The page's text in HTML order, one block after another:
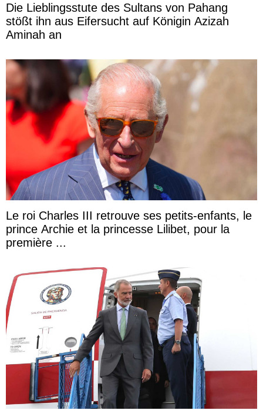
Die Lieblingsstute des Sultans von Pahang
stößt ihn aus Eifersucht auf Königin Azizah
Aminah an
Le roi Charles III retrouve ses petits-enfants, le
prince Archie et la princesse Lilibet, pour la
première ...